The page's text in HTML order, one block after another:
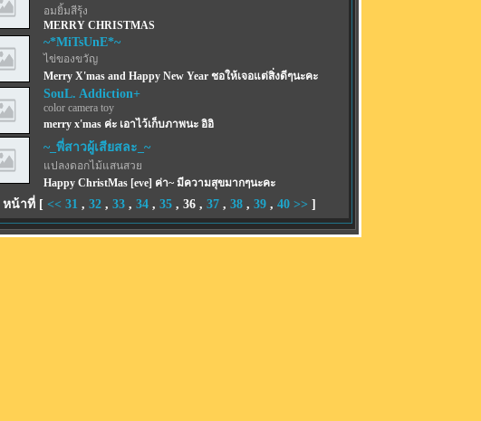
อมยิ้มสีรุ้ง
MERRY CHRISTMAS
~*MiTsUnE*~
ไข่ของขวัญ
Merry X'mas and Happy New Year ชอให้เจอแต่สิ่งดีๆนะคะ
SouL. Addiction+
color camera toy
merry x'mas ค่ะ เอาไว้เก็บภาพนะ อิอิ
~_พี่สาวผู้เสียสละ_~
แปลงดอกไม้แสนสวย
Happy ChristMas [eve] ค่า~ มีความสุขมากๆนะคะ
หน้าที่ [ << 31 , 32, 33, 34, 35, 36, 37, 38, 39, 40 >> ]